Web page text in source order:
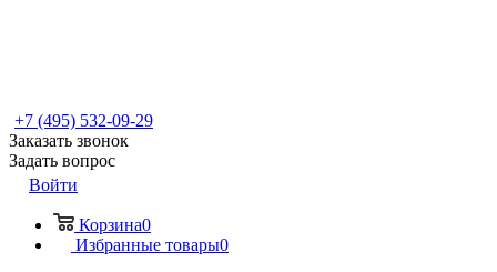
+7 (495) 532-09-29
Заказать звонок
Задать вопрос
Войти
Корзина0
Избранные товары0